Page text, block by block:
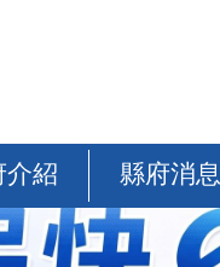
介紹 縣府消息